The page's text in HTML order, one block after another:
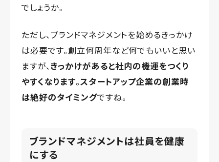
でしょうか。
ただし、ブランドマネジメントを始めるきっかけ
は必要です。創立何周年など何でもいいと思い
ますが、 きっかけがあると社内の機運をつくり
やすくなります。スタートアップ企業の創業時
は絶好のタイミングですね。
ブランドマネジメントは社員を健康
にする